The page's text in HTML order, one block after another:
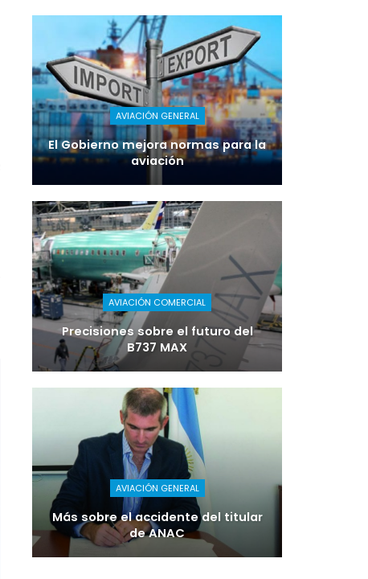
AVIACIÓN GENERAL
El Gobierno mejora normas para la
aviación
AVIACIÓN COMERCIAL
Precisiones sobre el futuro del
B737 MAX
AVIACIÓN GENERAL
Más sobre el accidente del titular
de ANAC